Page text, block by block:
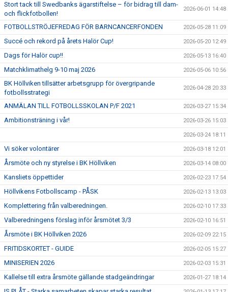
Stort tack till Swedbanks ägarstiftelse – för bidrag till dam-
och flickfotbollen!
2026-06-01 14:48
FOTBOLLSTRÖJEFREDAG FÖR BARNCANCERFONDEN 2026-05-28 11:09
Succé och rekord på årets Halör Cup! 2026-05-20 12:49
Dags för Halör cup!! 2026-05-13 16:40
Matchklimathelg 9-10 maj 2026 2026-05-06 10:56
BK Höllviken tillsätter arbetsgrupp för övergripande
fotbollsstrategi
2026-04-28 20:33
ANMÄLAN TILL FOTBOLLSSKOLAN P/F 2021 2026-03-27 15:34
Ambitionsträning i vår! 2026-03-26 15:03
2026-03-24 18:11
Vi söker volontärer 2026-03-18 12:01
Årsmöte och ny styrelse i BK Höllviken 2026-03-14 08:00
Kansliets öppettider 2026-02-23 17:54
Höllvikens Fotbollscamp - PÅSK 2026-02-13 13:03
Komplettering från valberedningen. 2026-02-10 17:33
Valberedningens förslag inför årsmötet 3/3 2026-02-10 16:51
Årsmöte i BK Höllviken 2026 2026-02-09 22:15
FRITIDSKORTET - GUIDE 2026-02-05 15:27
MINISERIEN 2026 2026-02-03 15:31
Kallelse till extra årsmöte gällande stadgeändringar 2026-01-27 18:14